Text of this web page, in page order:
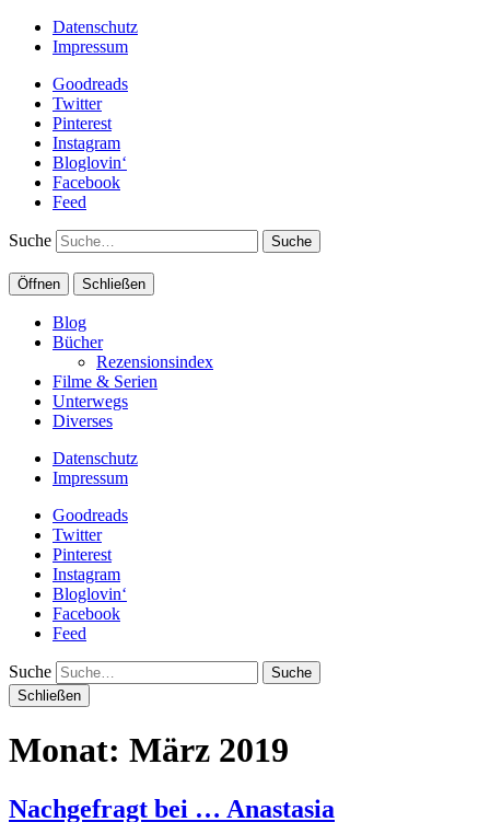
Datenschutz
Impressum
Goodreads
Twitter
Pinterest
Instagram
Bloglovin‘
Facebook
Feed
Suche
Öffnen Schließen
Blog
Bücher
Rezensionsindex
Filme & Serien
Unterwegs
Diverses
Datenschutz
Impressum
Goodreads
Twitter
Pinterest
Instagram
Bloglovin‘
Facebook
Feed
Suche
Schließen
Monat: März 2019
Nachgefragt bei … Anastasia